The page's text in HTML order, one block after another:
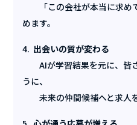
「この会社が本当に求め
めます。
4. 出会いの質が変わる
AIが学習結果を元に、皆
うに、
未来の仲間候補へと求人を